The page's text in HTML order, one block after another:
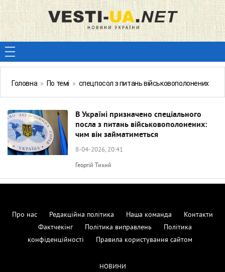
Головна » По темі » спецпосол з питань військовополонених
В Україні призначено спеціального
посла з питань військовополонених:
чим він займатиметься
8-04-2026, 20:41
Георгій Тихий
Про нас Редакційна політика Наша команда
Контакти
Фактчекінг
Політика виправлень
Політика
конфіденційності
Правила користування сайтом
НОВИНИ